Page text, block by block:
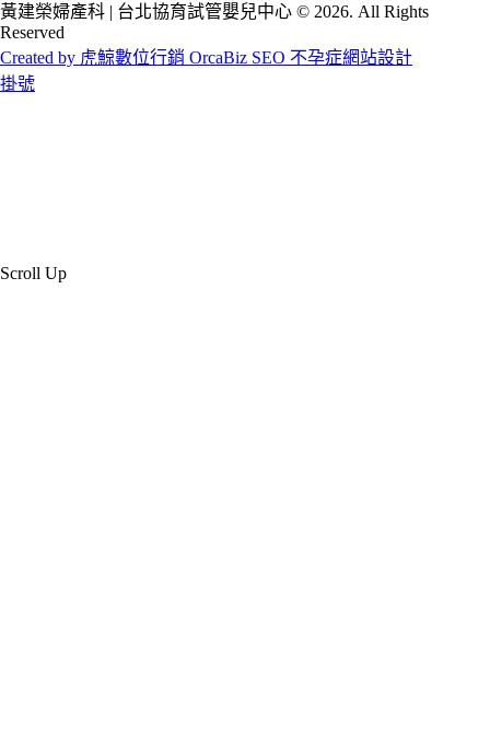
黃建榮婦產科 | 台北協育試管嬰兒中心 © 2026. All Rights
Reserved
Created by 虎鯨數位行銷 OrcaBiz SEO 不孕症網站設計
掛號
Scroll Up